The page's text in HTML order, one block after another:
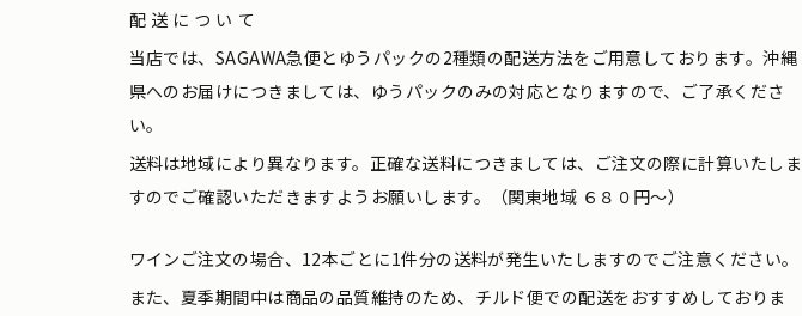
配送について
当店では、SAGAWA急便とゆうパックの2種類の配送方法をご用意しております。沖縄
県へのお届けにつきましては、ゆうパックのみの対応となりますので、ご了承くださ
い。
送料は地域により異なります。正確な送料につきましては、ご注文の際に計算いたしま
すのでご確認いただきますようお願いします。（関東地域 ６８０円〜）
ワインご注文の場合、12本ごとに1件分の送料が発生いたしますのでご注意ください。
また、夏季期間中は商品の品質維持のため、チルド便での配送をおすすめしておりま